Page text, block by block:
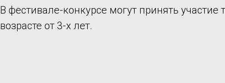
В фестивале-конкурсе могут принять
возрасте от 3-х лет.